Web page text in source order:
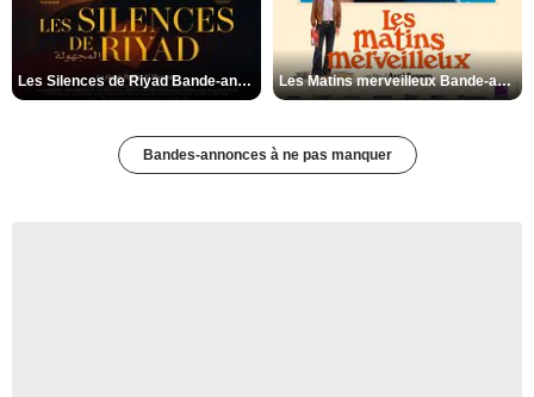
Les Silences de Riyad Bande-annonce VO STFR Les Matins merveilleux Bande-annonce VF
Bandes-annonces à ne pas manquer